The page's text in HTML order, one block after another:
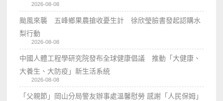
2026-08-08
颱風來襲 五峰鄉果農搶收憂生計 徐欣瑩臉書發起認購水
梨行動
2026-08-08
中國人體工程學研究院發布全球健康倡議 推動「大健康、
大養生、大防疫」新生活系統
2026-08-08
「父親節」岡山分局警友辦事處溫馨慰勞 感謝「人民保姆」